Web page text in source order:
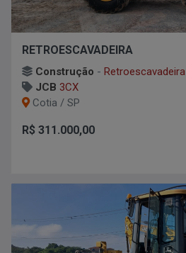
RETROESCAVADEIRA
Construção - Retroescavadeira
JCB 3CX
Cotia / SP
R$ 311.000,00